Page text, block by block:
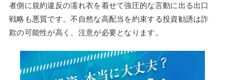
者側に規約違反の濡れ衣を着せて強圧的な言動に出る出口
戦略も悪質です。不自然な高配当を約束する投資勧誘は詐
欺の可能性が高く、注意が必要となります。